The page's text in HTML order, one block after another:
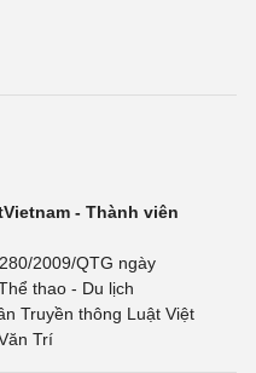
- Thành viên
2009/QTG ngày
thao - Du lịch
Truyền thông Luật Việt
Trí